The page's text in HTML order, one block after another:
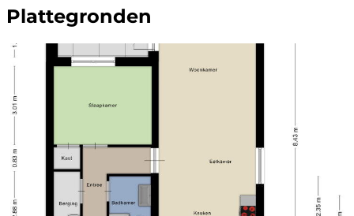
Plattegronden